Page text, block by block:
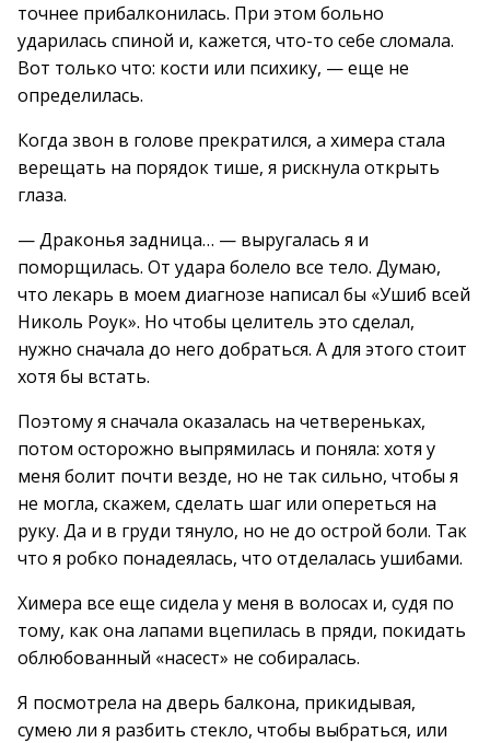
точнее прибалконилась. При этом больно
ударилась спиной и, кажется, что-то себе сломала.
Вот только что: кости или психику, — еще не
определилась.
Когда звон в голове прекратился, а химера стала
верещать на порядок тише, я рискнула открыть
глаза.
— Драконья задница… — выругалась я и
поморщилась. От удара болело все тело. Думаю,
что лекарь в моем диагнозе написал бы «Ушиб всей
Николь Роук». Но чтобы целитель это сделал,
нужно сначала до него добраться. А для этого стоит
хотя бы встать.
Поэтому я сначала оказалась на четвереньках,
потом осторожно выпрямилась и поняла: хотя у
меня болит почти везде, но не так сильно, чтобы я
не могла, скажем, сделать шаг или опереться на
руку. Да и в груди тянуло, но не до острой боли. Так
что я робко понадеялась, что отделалась ушибами.
Химера все еще сидела у меня в волосах и, судя по
тому, как она лапами вцепилась в пряди, покидать
облюбованный «насест» не собиралась.
Я посмотрела на дверь балкона, прикидывая,
сумею ли я разбить стекло, чтобы выбраться, или